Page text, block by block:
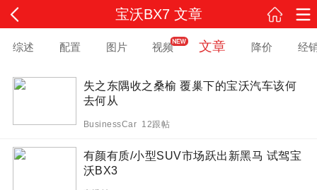
宝沃BX7 文章
综述 配置 图片 视频 文章 降价 经
失之东隅收之桑榆 覆巢下的宝沃汽车该何
去何从
BusinessCar 12跟帖
有颜有质/小型SUV市场跃出新黑马 试驾宝
沃BX3